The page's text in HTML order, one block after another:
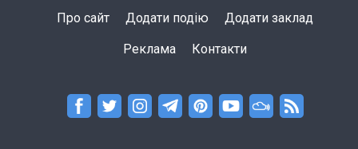
Про сайт Додати подію Додати заклад
Реклама Контакти